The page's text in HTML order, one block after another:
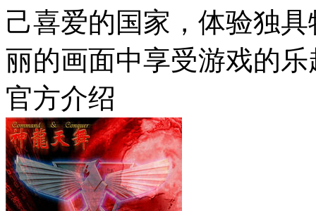
己喜爱的国家，体验独
丽的画面中享受游戏的乐
官方介绍